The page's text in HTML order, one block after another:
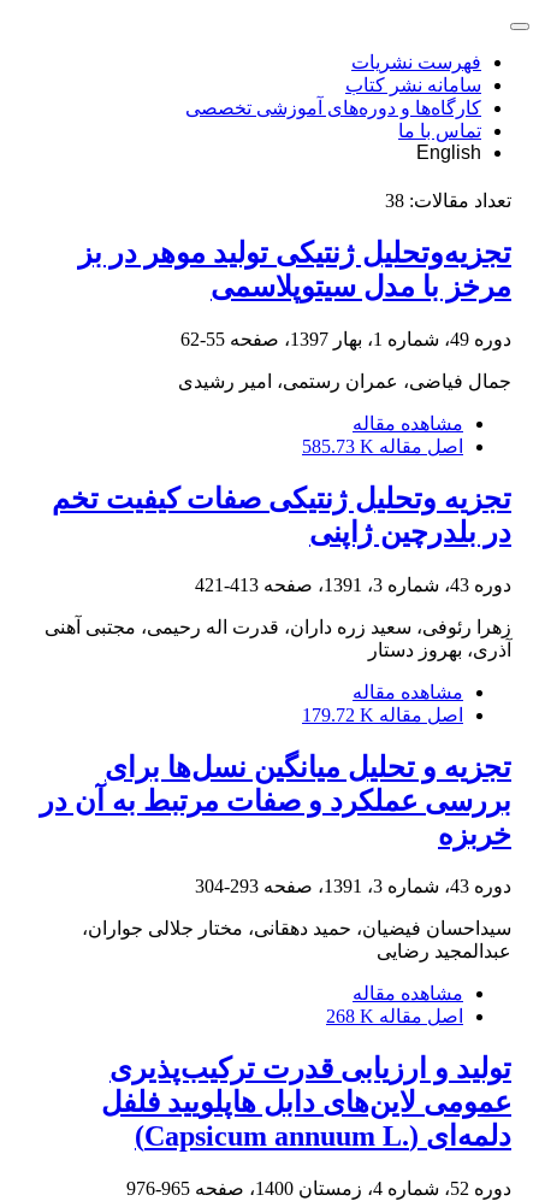
فهرست نشریات
سامانه نشر کتاب
کارگاه‌ها و دوره‌های آموزشی تخصصی
تماس با ما
English
تعداد مقالات: 38
تجزیه‌وتحلیل ژنتیکی تولید موهر در بز
مرخز با مدل سیتوپلاسمی
دوره 49، شماره 1، بهار 1397، صفحه 55-62
جمال فیاضی، عمران رستمی، امیر رشیدی
مشاهده مقاله
اصل مقاله 585.73 K
تجزیه وتحلیل ژنتیکی صفات کیفیت تخم
در بلدرچین ژاپنی
دوره 43، شماره 3، 1391، صفحه 413-421
زهرا رئوفی، سعید زره داران، قدرت اله رحیمی، مجتبی آهنی
آذری، بهروز دستار
مشاهده مقاله
اصل مقاله 179.72 K
تجزیه و تحلیل میانگین نسل‌ها برای
بررسی عملکرد و صفات مرتبط به آن در
خربزه
دوره 43، شماره 3، 1391، صفحه 293-304
سیداحسان فیضیان، حمید دهقانی، مختار جلالی جواران،
عبدالمجید رضایی
مشاهده مقاله
اصل مقاله 268 K
‎عمومی‎ ‎لاین‌های‎ ‎دابل‌ هاپلویید فلفل
دلمه‌ای ‏‏(‏Capsicum annuum L.‎‏)‏
دوره 52، شماره 4، زمستان 1400، صفحه 965-976